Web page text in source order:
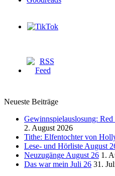
Neueste Beiträge
Gewinnspielauslosung:
2. August 2026
Tithe: Elfentochter von
Lese- und Hörliste August
Neuzugänge August 26 1.
Das war mein Juli 26 31.